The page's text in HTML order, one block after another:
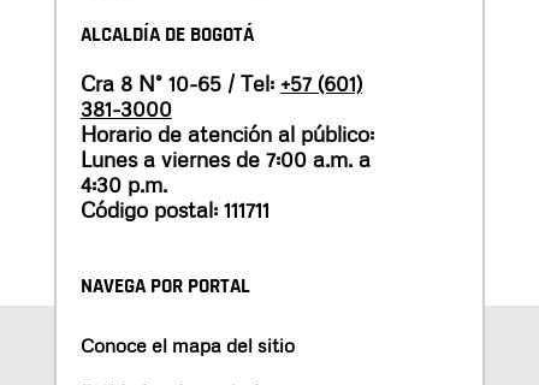
ALCALDÍA DE BOGOTÁ
Cra 8 N° 10-65 / Tel: +57 (601)
381-3000
Horario de atención al público:
Lunes a viernes de 7:00 a.m. a
4:30 p.m.
Código postal: 111711
NAVEGA POR PORTAL
Conoce el mapa del sitio